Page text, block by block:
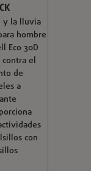
y la lluvia
hombre
Eco 30D
el
de
a
con